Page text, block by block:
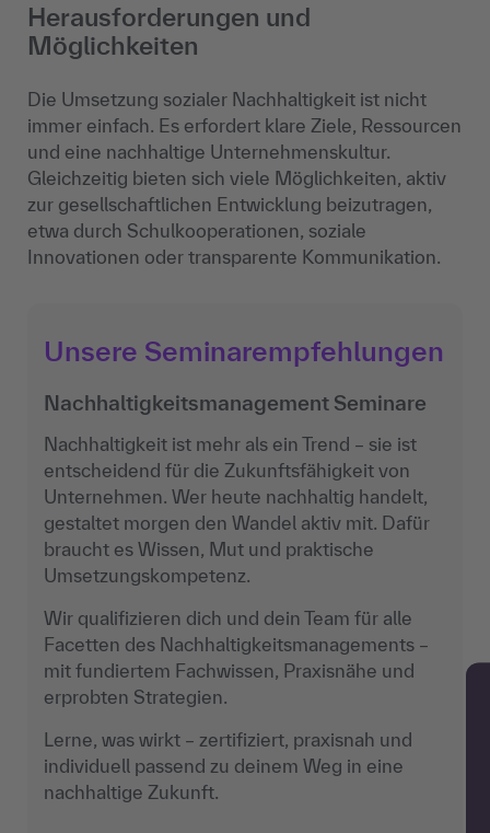
Herausforderungen und
Möglichkeiten
Die Umsetzung sozialer Nachhaltigkeit ist nicht
immer einfach. Es erfordert klare Ziele, Ressourcen
und eine nachhaltige Unternehmenskultur.
Gleichzeitig bieten sich viele Möglichkeiten, aktiv
zur gesellschaftlichen Entwicklung beizutragen,
etwa durch Schulkooperationen, soziale
Innovationen oder transparente Kommunikation.
Unsere Seminarempfehlungen
Nachhaltigkeitsmanagement Seminare
Nachhaltigkeit ist mehr als ein Trend – sie ist
entscheidend für die Zukunftsfähigkeit von
Unternehmen. Wer heute nachhaltig handelt,
gestaltet morgen den Wandel aktiv mit. Dafür
braucht es Wissen, Mut und praktische
Umsetzungskompetenz.
Wir qualifizieren dich und dein Team für alle
Facetten des Nachhaltigkeitsmanagements –
mit fundiertem Fachwissen, Praxisnähe und
erprobten Strategien.
Lerne, was wirkt – zertifiziert, praxisnah und
individuell passend zu deinem Weg in eine
nachhaltige Zukunft.